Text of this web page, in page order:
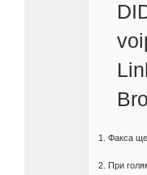
1. Факса
2. При